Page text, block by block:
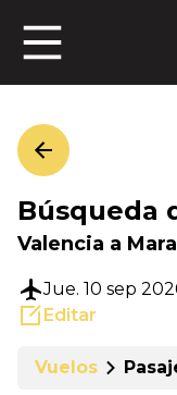
Búsqueda
Valencia a
Jue. 10 sep
Editar
Vuelos